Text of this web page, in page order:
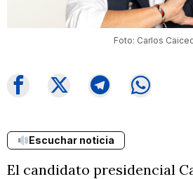
Foto: Carlos
Escuchar noticia
El candidato presidencial